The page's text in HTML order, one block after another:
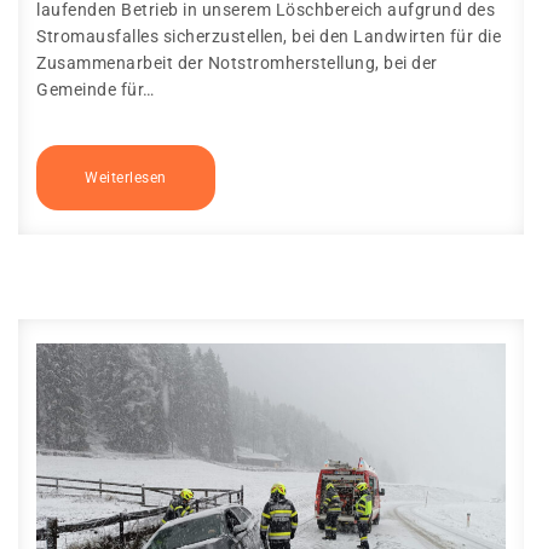
laufenden Betrieb in unserem Löschbereich aufgrund des
Stromausfalles sicherzustellen, bei den Landwirten für die
Zusammenarbeit der Notstromherstellung, bei der
Gemeinde für…
Weiterlesen